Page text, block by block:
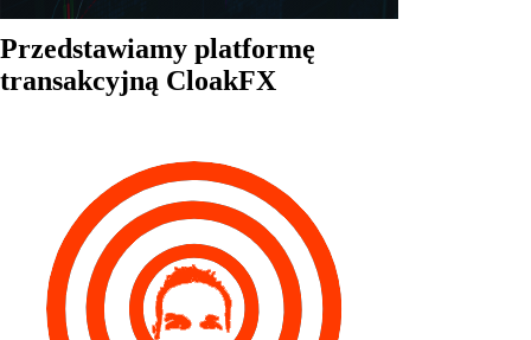
Przedstawiamy platformę
transakcyjną CloakFX